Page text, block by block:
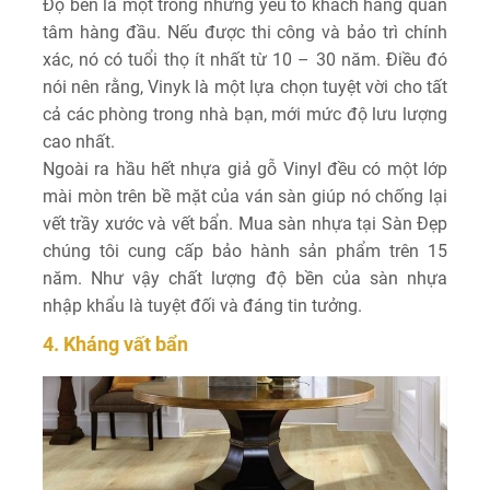
Độ bền là một trong những yếu tố khách hàng quan
tâm hàng đầu. Nếu được thi công và bảo trì chính
xác, nó có tuổi thọ ít nhất từ 10 – 30 năm. Điều đó
nói nên rằng, Vinyk là một lựa chọn tuyệt vời cho tất
cả các phòng trong nhà bạn, mới mức độ lưu lượng
cao nhất.
Ngoài ra hầu hết nhựa giả gỗ Vinyl đều có một lớp
mài mòn trên bề mặt của ván sàn giúp nó chống lại
vết trầy xước và vết bẩn. Mua sàn nhựa tại Sàn Đẹp
chúng tôi cung cấp bảo hành sản phẩm trên 15
năm. Như vậy chất lượng độ bền của sàn nhựa
nhập khẩu là tuyệt đối và đáng tin tưởng.
4. Kháng vất bẩn